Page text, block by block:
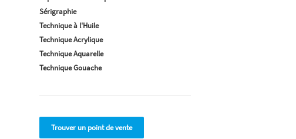
Sérigraphie
Technique à l'Huile
Technique Acrylique
Technique Aquarelle
Technique Gouache
Trouver un point de vente